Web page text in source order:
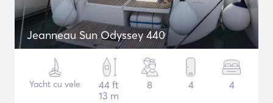
Jeanneau Sun Odyssey 440
Yacht cu vele
44 ft
13 m
8 4 4